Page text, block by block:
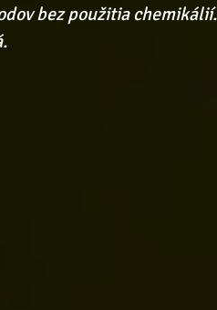
bez použitia chemikálií.